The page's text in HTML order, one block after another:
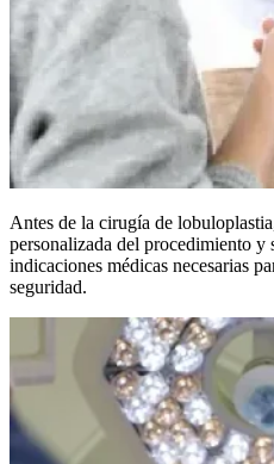
Antes de la cirugía de
personalizada del procedimiento y
indicaciones médicas necesarias
seguridad.